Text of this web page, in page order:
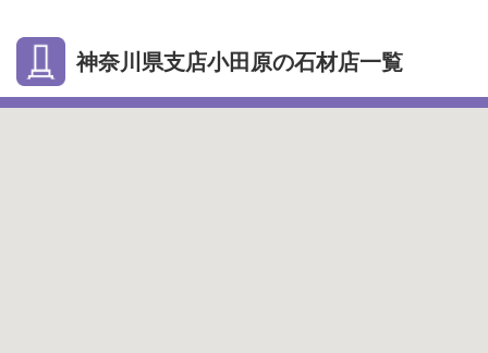
神奈川県支店小田原の石材店一覧